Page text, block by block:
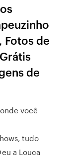
Fotos de
de
você
tudo
a Louca